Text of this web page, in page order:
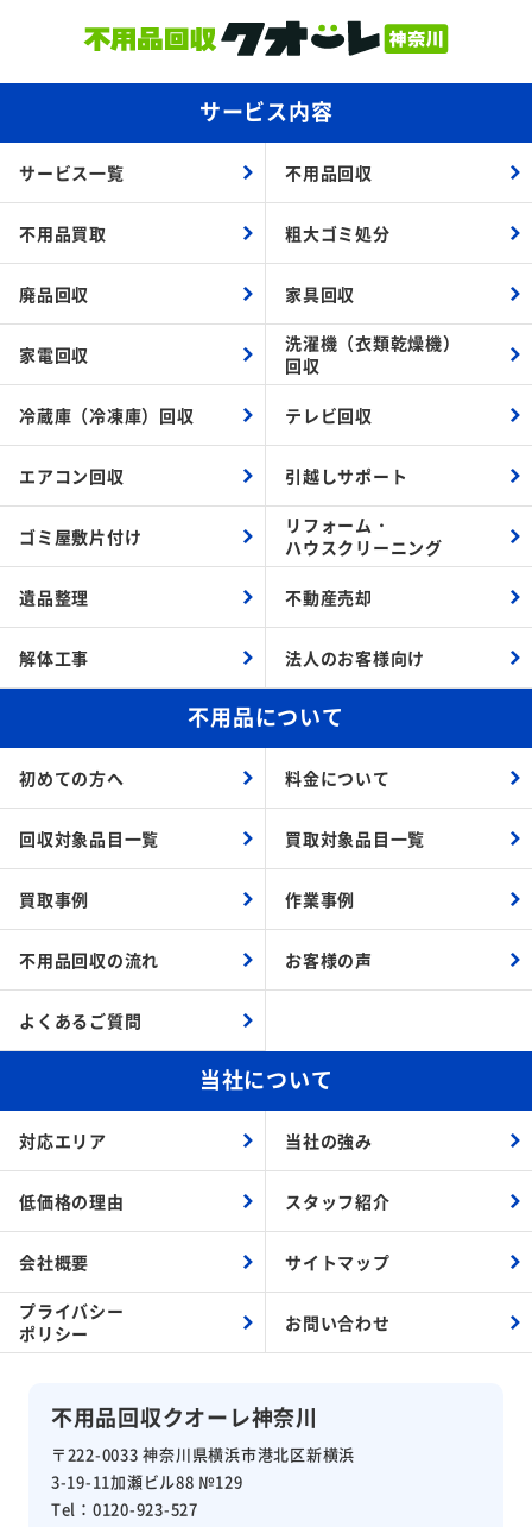
不用品回収クオーレ神奈川
〒222-0033 神奈川県横浜市港北区新横浜
3-19-11加瀬ビル88 №129
Tel：0120-923-527
サービス内容
サービス一覧 不用品回収
不用品買取 粗大ゴミ処分
廃品回収 家具回収
家電回収
洗濯機（衣類乾燥機）
回収
冷蔵庫（冷凍庫）回収 テレビ回収
エアコン回収 引越しサポート
ゴミ屋敷片付け
リフォーム・
ハウスクリーニング
遺品整理 不動産売却
解体工事 法人のお客様向け
不用品について
初めての方へ 料金について
回収対象品目一覧 買取対象品目一覧
買取事例 作業事例
不用品回収の流れ お客様の声
よくあるご質問
当社について
対応エリア 当社の強み
低価格の理由 スタッフ紹介
会社概要 サイトマップ
プライバシー
ポリシー
お問い合わせ